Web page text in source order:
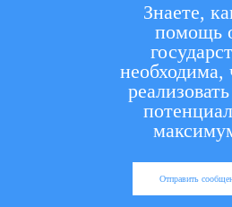
Знаете,
помощь
необходима,
Отправить